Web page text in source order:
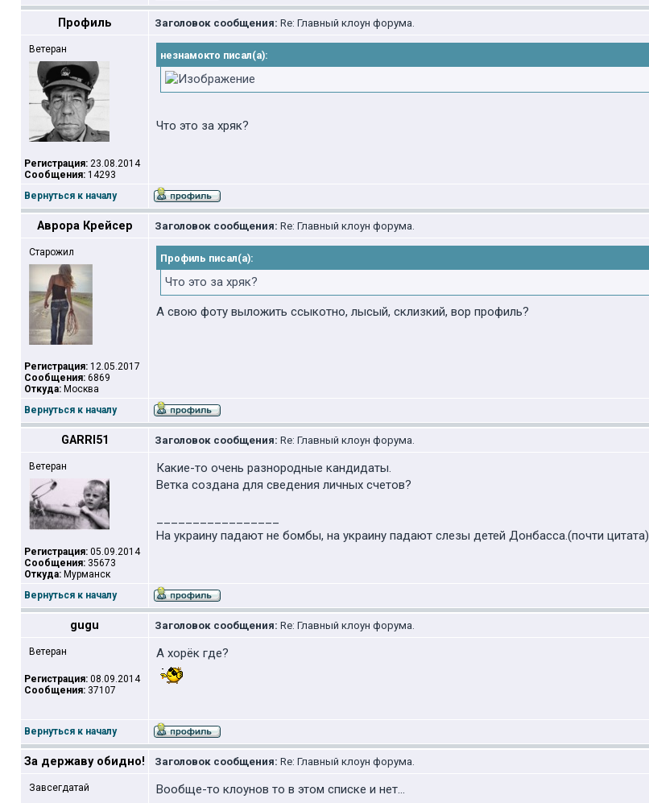
Профиль Заголовок сообщения: Re: Главный клоун форума.
Ветеран
Регистрация: 23.08.2014
Сообщения: 14293
незнамокто писал(а):
Что это за хряк?
Вернуться к началу
Аврора Крейсер Заголовок сообщения: Re: Главный клоун форума.
Старожил
Регистрация: 12.05.2017
Сообщения: 6869
Откуда: Москва
Профиль писал(а):
Что это за хряк?
А свою фоту выложить ссыкотно, лысый, склизкий, вор профиль?
Вернуться к началу
GARRI51 Заголовок сообщения: Re: Главный клоун форума.
Ветеран
Регистрация: 05.09.2014
Сообщения: 35673
Откуда: Мурманск
Какие-то очень разнородные кандидаты.
Ветка создана для сведения личных счетов?
На украину падают не бомбы, на украину падают слезы детей Донбасса.(почти цитата)
Вернуться к началу
gugu Заголовок сообщения: Re: Главный клоун форума.
Ветеран
Регистрация: 08.09.2014
Сообщения: 37107
А хорёк где?
Вернуться к началу
За державу обидно! Заголовок сообщения: Re: Главный клоун форума.
Завсегдатай Вообще-то клоунов то в этом списке и нет...